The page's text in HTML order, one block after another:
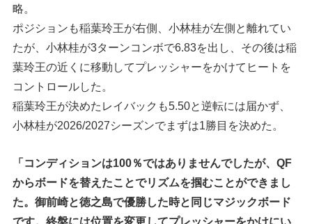
略。
ポジションも稲葉玲王が右側、小林桂が左側と離れてい
たが、小林桂が3ターンコンボで6.83を出し、その後は稲
葉玲王の近くに移動してプレッシャーをかけてヒートを
コントロールした。
稲葉玲王が決めたレイバックも5.50と逆転には届かず、
小林桂が2026/2027シーズンでまずは1勝目を決めた。
「コンディションは100％ではありませんでしたが、QF
からボードを替えたことでリズムを掴むことができまし
た。御前崎と徳之島で優勝した時と同じマジックボード
です。終盤には位置を変更してプレッシャーをかけにい